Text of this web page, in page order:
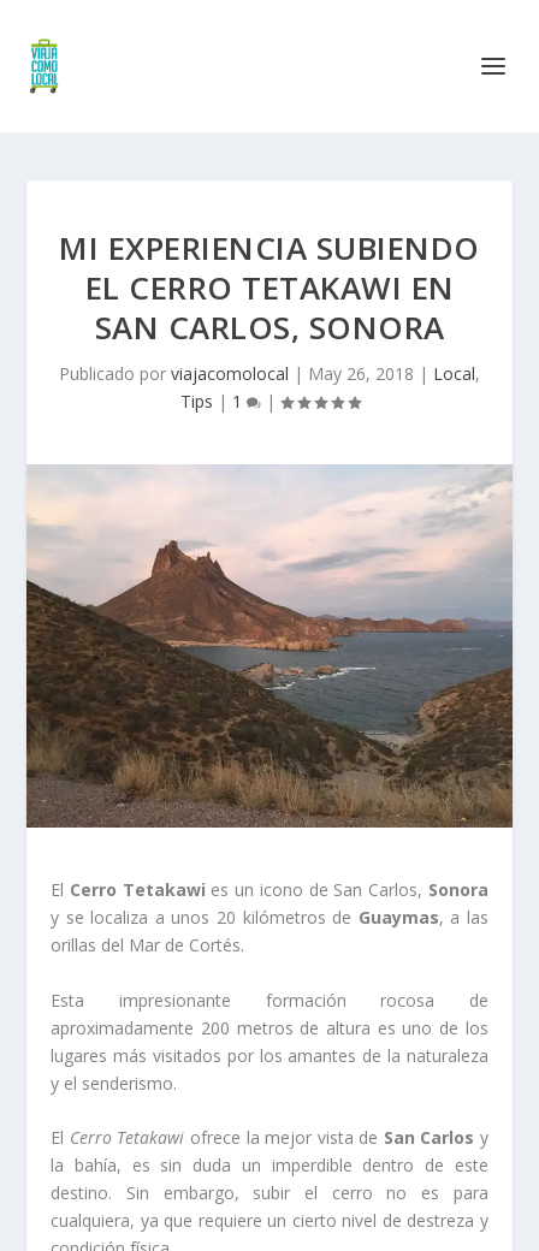
MI EXPERIENCIA SUBIENDO
EL CERRO TETAKAWI EN
SAN CARLOS, SONORA
Publicado por viajacomolocal | May 26, 2018 | Local,
Tips | 1 |
El Cerro Tetakawi es un icono de San Carlos, Sonora
y se localiza a unos 20 kilómetros de Guaymas, a las
orillas del Mar de Cortés.
Esta impresionante formación rocosa de
aproximadamente 200 metros de altura es uno de los
lugares más visitados por los amantes de la naturaleza
y el senderismo.
El Cerro Tetakawi ofrece la mejor vista de San Carlos y
la bahía, es sin duda un imperdible dentro de este
destino. Sin embargo, subir el cerro no es para
cualquiera, ya que requiere un cierto nivel de destreza y